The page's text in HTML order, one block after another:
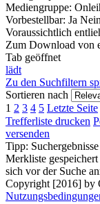
Mediengruppe:
Vorbestellbar: Ja Nein
Voraussichtlich
Zum Download von
Tab geöffnet
lädt
Zu den Suchfiltern
Sortieren nach
1 2 3 4 5 Letzte Seite
Trefferliste drucken
versenden
Tipp:
Merkliste
sich vor der Suche
Copyright [2016] by